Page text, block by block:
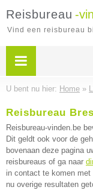
Reisbureau -
Vind een reisbureau
U bent nu hier: Home »
Reisbureau
Reisbureau-vinden.be
Dit geldt ook voor de
bovenaan deze pagina
reisbureaus of ga naar
in contact te komen met
nu overige resultaten